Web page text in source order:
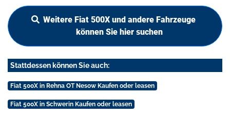
Weitere Fiat 500X und andere Fahrzeuge
können Sie hier suchen
Stattdessen können Sie auch:
Fiat 500X in Rehna OT Nesow Kaufen oder leasen
Fiat 500X in Schwerin Kaufen oder leasen